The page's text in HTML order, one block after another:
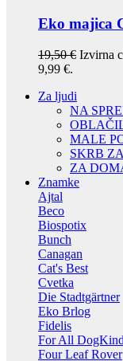
Eko majica
19,50€ Izvirna
9,99 €.
Za ljudi
NA
MALE
SKRB
ZA
Znamke
Ajtal
Beco
Biospotix
Bunch
Canagan
Cat's Best
Cvetka
Die Stadtgärtner
Eko Brlog
Fidelis
For All DogKind
Four Leaf Rover